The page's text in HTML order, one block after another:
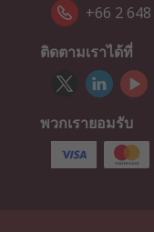
+66 2
ติดตามเราได้ที่
พวกเรายอมรับ